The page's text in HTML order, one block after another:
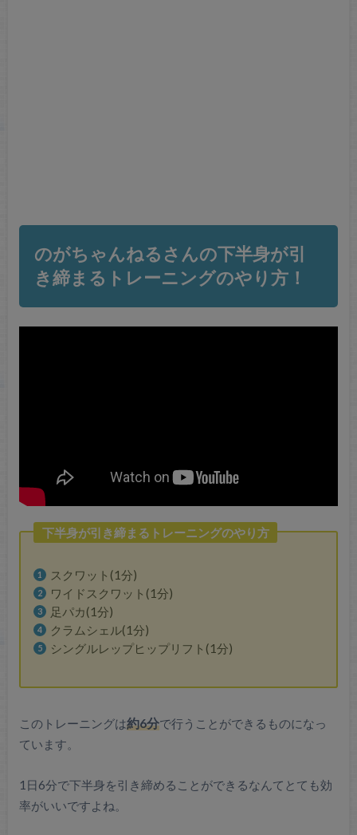
のがちゃんねるさんの下半身が引
き締まるトレーニングのやり方！
下半身が引き締まるトレーニングのやり方
スクワット(1分)
ワイドスクワット(1分)
足パカ(1分)
クラムシェル(1分)
シングルレップヒップリフト(1分)
このトレーニングは約6分で行うことができるものになっ
ています。
1日6分で下半身を引き締めることができるなんてとても効
率がいいですよね。